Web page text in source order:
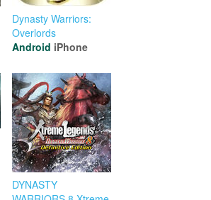
Dynasty Warriors:
Overlords
Android iPhone
DYNASTY